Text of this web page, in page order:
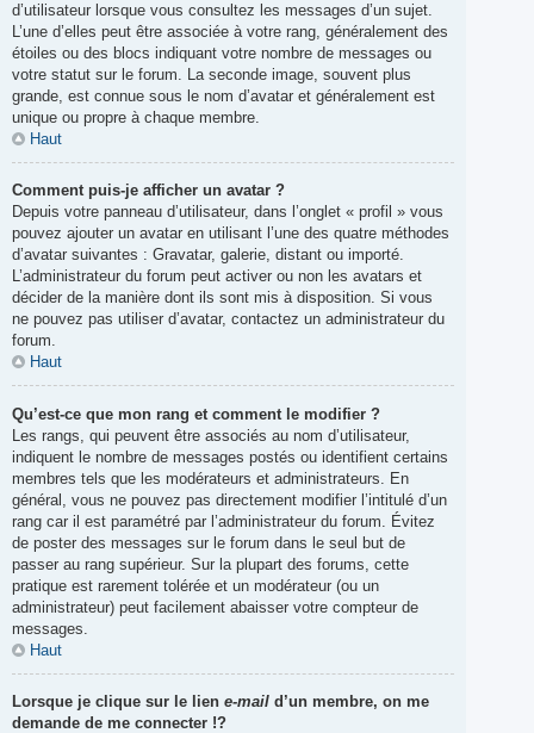
d’utilisateur lorsque vous consultez les messages d’un sujet.
L’une d’elles peut être associée à votre rang, généralement des
étoiles ou des blocs indiquant votre nombre de messages ou
votre statut sur le forum. La seconde image, souvent plus
grande, est connue sous le nom d’avatar et généralement est
unique ou propre à chaque membre.
Haut
Comment puis-je afficher un avatar ?
Depuis votre panneau d’utilisateur, dans l’onglet « profil » vous
pouvez ajouter un avatar en utilisant l’une des quatre méthodes
d’avatar suivantes : Gravatar, galerie, distant ou importé.
L’administrateur du forum peut activer ou non les avatars et
décider de la manière dont ils sont mis à disposition. Si vous
ne pouvez pas utiliser d’avatar, contactez un administrateur du
forum.
Haut
Qu’est-ce que mon rang et comment le modifier ?
Les rangs, qui peuvent être associés au nom d’utilisateur,
indiquent le nombre de messages postés ou identifient certains
membres tels que les modérateurs et administrateurs. En
général, vous ne pouvez pas directement modifier l’intitulé d’un
rang car il est paramétré par l’administrateur du forum. Évitez
de poster des messages sur le forum dans le seul but de
passer au rang supérieur. Sur la plupart des forums, cette
pratique est rarement tolérée et un modérateur (ou un
administrateur) peut facilement abaisser votre compteur de
messages.
Haut
Lorsque je clique sur le lien e-mail d’un membre, on me
demande de me connecter !?